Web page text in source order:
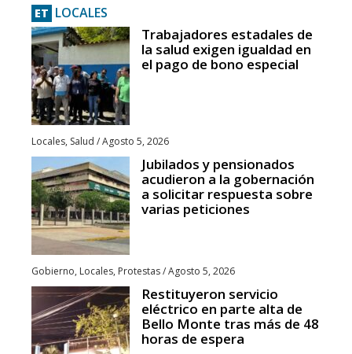
ET LOCALES
Trabajadores estadales de
la salud exigen igualdad en
el pago de bono especial
Locales, Salud /Agosto 5, 2026
Jubilados y pensionados
acudieron a la gobernación
a solicitar respuesta sobre
varias peticiones
Gobierno, Locales, Protestas/Agosto 5, 2026
Restituyeron servicio
eléctrico en parte alta de
Bello Monte tras más de 48
horas de espera